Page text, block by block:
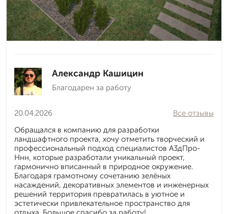
Александр Кашицин
Благодарен за работу
20.04.2026
Все отзывы
Обращался в компанию для разработки
ландшафтного проекта, хочу отметить творческий и
профессиональный подход специалистов А3дПро-
Ннн, которые разработали уникальный проект,
гармонично вписанный в природное окружение.
Благодаря грамотному сочетанию зелёных
насаждений, декоративных элементов и инженерных
решений территория превратилась в уютное и
эстетически привлекательное пространство для